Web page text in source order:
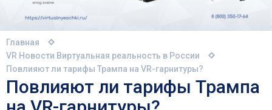
Главная
VR Новости Виртуальная реальность в России
Повлияют ли тарифы Трампа на VR-гарнитуры?
Повлияют ли тарифы Трампа